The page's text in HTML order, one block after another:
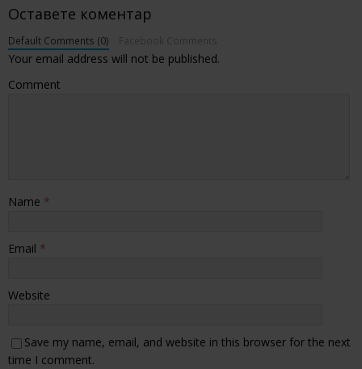
Оставете коментар
Default Comments (0)
Your email address will not be published.
Comment
Name *
Email *
Website
Save my name, email, and website in this browser for the next
time I comment.